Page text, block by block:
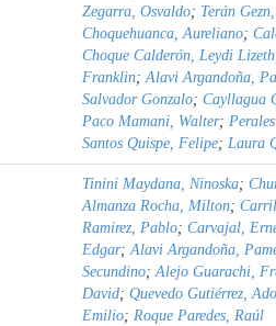
Zegarra, Osvaldo; Terán
Choquehuanca, Aureliano;
Choque Calderón, Leydi Lizeth
Franklin;Alavi Argandoña,
Salvador Gonzalo; Cayllagua
Paco Mamani, Walter;
Santos Quispe, Felipe; Laura
Tinini Maydana, Ninoska;
Almanza Rocha, Milton;
Ramirez, Pablo; Carvajal,
Edgar;Alavi Argandoña,
Secundino;Alejo Guarachi,
David; Quevedo Gutiérrez,
Emilio; Roque Paredes, Raúl